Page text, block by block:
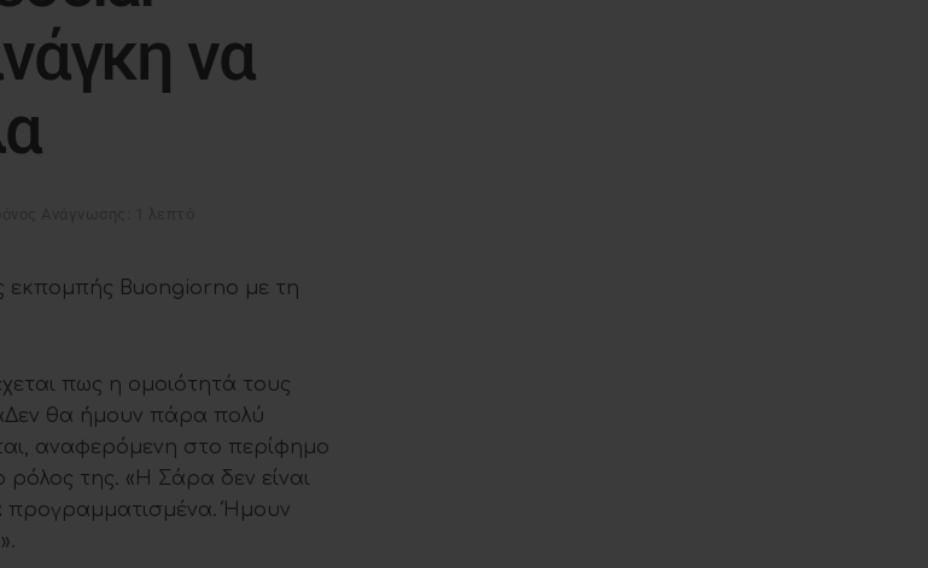
να
εκπομπής Buongiorno με τη
πως η ομοιότητά τους
θα ήμουν πάρα πολύ
αναφερόμενη στο περίφημο
ρόλος της. «Η Σάρα δεν είναι
προγραμματισμένα. Ήμουν